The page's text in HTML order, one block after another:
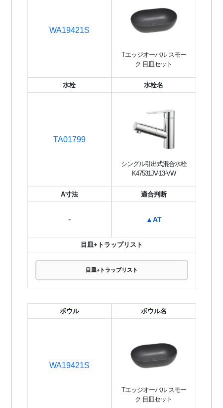
WA19421S
Tエッジオーバル スモー
ク 目皿セット
水栓
TA01799
水栓名
シングル引出式混合水栓
K47531JV-13-VW
A寸法
-
適合判断
▲AT
目皿+トラップリスト
目皿+トラップリスト
ボウル
WA19421S
ボウル名
Tエッジオーバル スモー
ク 目皿セット